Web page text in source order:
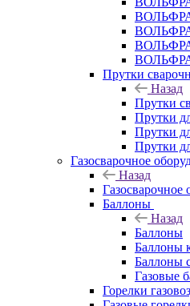
Прутки
Назад
Прутки
Прутки
Прутки
Прутки
Газосварочное
Назад
Газосварочное
Баллоны
Назад
Баллоны
Баллоны
Баллоны
Газовые
Горелки